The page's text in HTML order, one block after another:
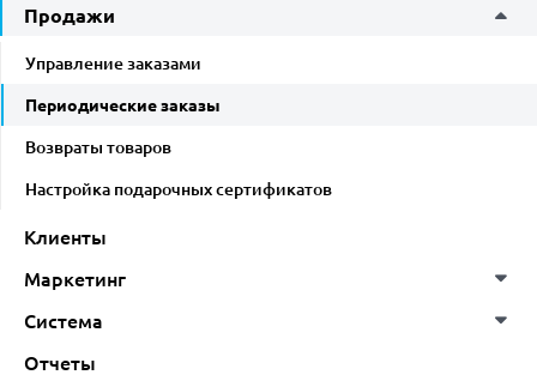
Продажи
Управление заказами
Периодические заказы
Возвраты товаров
Настройка подарочных сертификатов
Клиенты
Маркетинг
Система
Отчеты